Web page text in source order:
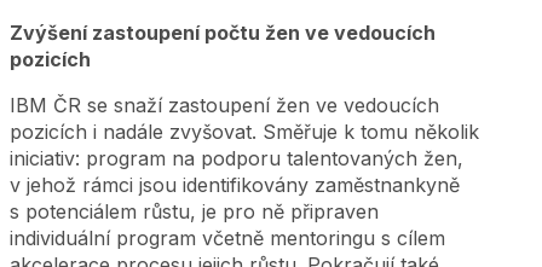
Zvýšení zastoupení počtu žen ve vedoucích
pozicích
IBM ČR se snaží zastoupení žen ve vedoucích
pozicích i nadále zvyšovat. Směřuje k tomu několik
iniciativ: program na podporu talentovaných žen,
v jehož rámci jsou identifikovány zaměstnankyně
s potenciálem růstu, je pro ně připraven
individuální program včetně mentoringu s cílem